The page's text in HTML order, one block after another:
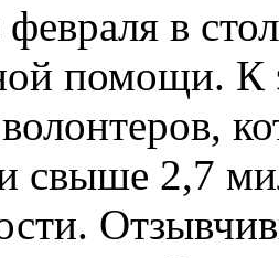
в
помощи. К
свыше 2,7